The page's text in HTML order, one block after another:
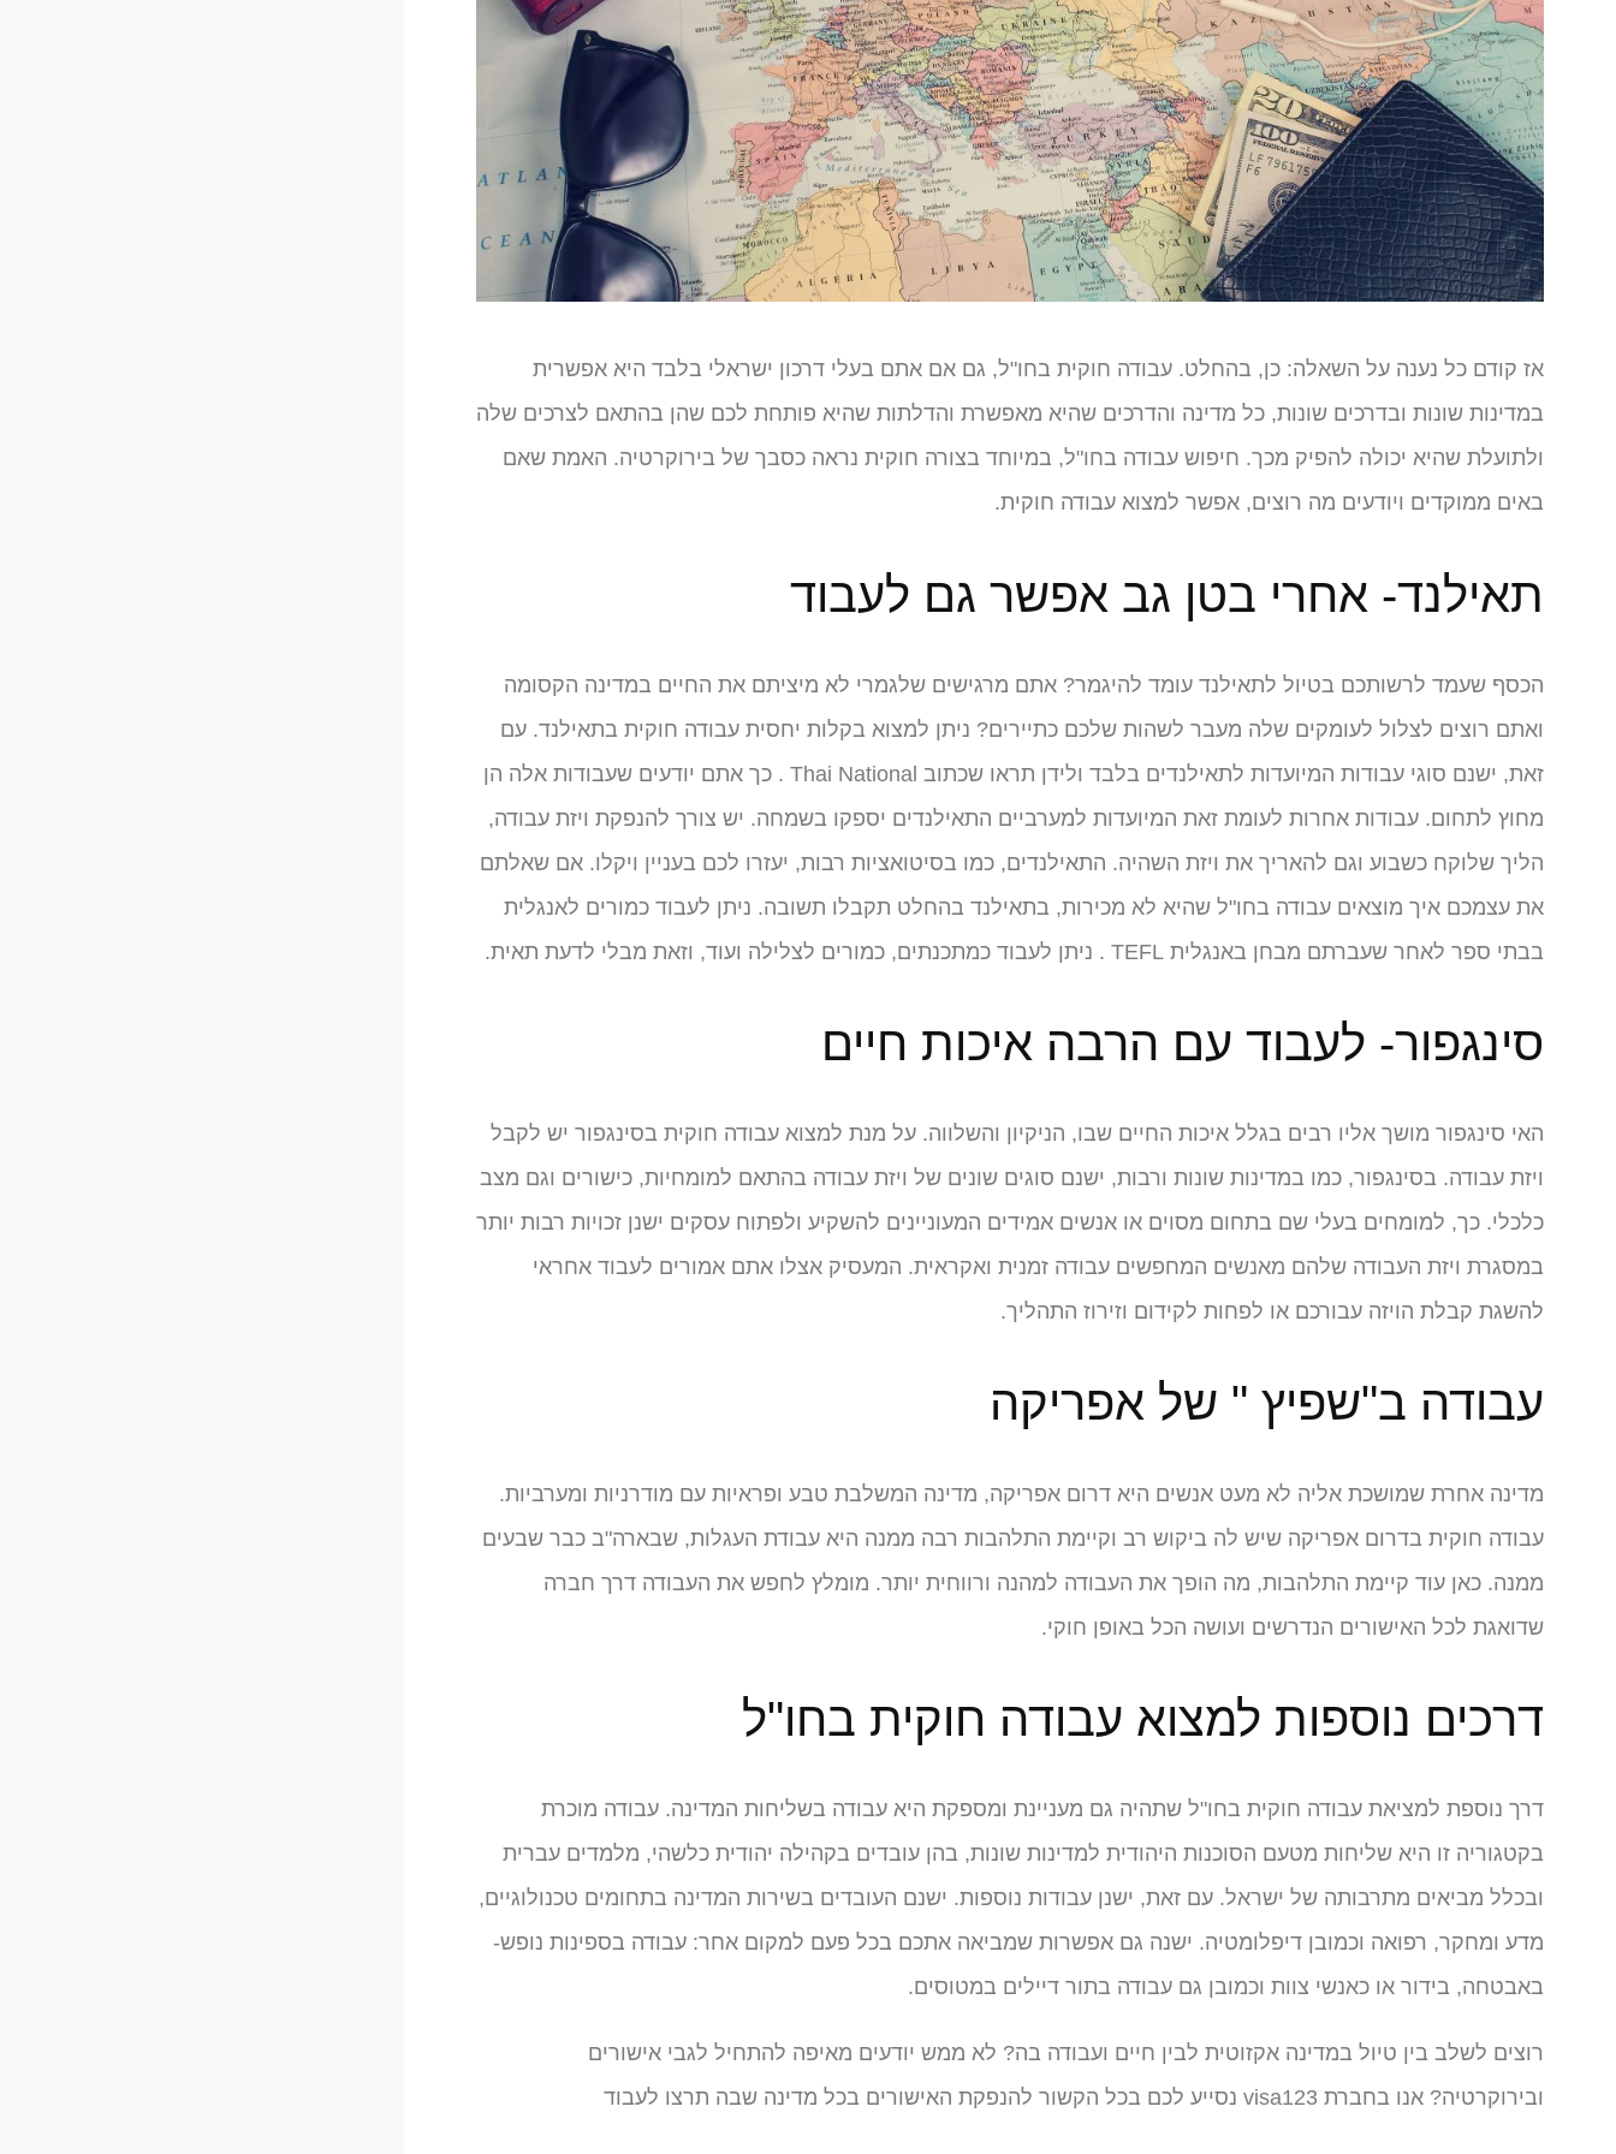
אז קודם כל נענה על השאלה: כן, בהחלט. עבודה חוקית בחו"ל, גם אם אתם בעלי דרכון ישראלי בלבד היא אפשרית
במדינות שונות ובדרכים שונות, כל מדינה והדרכים שהיא מאפשרת והדלתות שהיא פותחת לכם שהן בהתאם לצרכים שלה
ולתועלת שהיא יכולה להפיק מכך. חיפוש עבודה בחו"ל, במיוחד בצורה חוקית נראה כסבך של בירוקרטיה. האמת שאם
באים ממוקדים ויודעים מה רוצים, אפשר למצוא עבודה חוקית.
תאילנד- אחרי בטן גב אפשר גם לעבוד
הכסף שעמד לרשותכם בטיול לתאילנד עומד להיגמר? אתם מרגישים שלגמרי לא מיציתם את החיים במדינה הקסומה
ואתם רוצים לצלול לעומקים שלה מעבר לשהות שלכם כתיירים? ניתן למצוא בקלות יחסית עבודה חוקית בתאילנד. עם
זאת, ישנם סוגי עבודות המיועדות לתאילנדים בלבד ולידן תראו שכתוב Thai National . כך אתם יודעים שעבודות אלה הן
מחוץ לתחום. עבודות אחרות לעומת זאת המיועדות למערביים התאילנדים יספקו בשמחה. יש צורך להנפקת ויזת עבודה,
הליך שלוקח כשבוע וגם להאריך את ויזת השהיה. התאילנדים, כמו בסיטואציות רבות, יעזרו לכם בעניין ויקלו. אם שאלתם
את עצמכם איך מוצאים עבודה בחו"ל שהיא לא מכירות, בתאילנד בהחלט תקבלו תשובה. ניתן לעבוד כמורים לאנגלית
בבתי ספר לאחר שעברתם מבחן באנגלית TEFL . ניתן לעבוד כמתכנתים, כמורים לצלילה ועוד, וזאת מבלי לדעת תאית.
סינגפור- לעבוד עם הרבה איכות חיים
האי סינגפור מושך אליו רבים בגלל איכות החיים שבו, הניקיון והשלווה. על מנת למצוא עבודה חוקית בסינגפור יש לקבל
ויזת עבודה. בסינגפור, כמו במדינות שונות ורבות, ישנם סוגים שונים של ויזת עבודה בהתאם למומחיות, כישורים וגם מצב
כלכלי. כך, למומחים בעלי שם בתחום מסוים או אנשים אמידים המעוניינים להשקיע ולפתוח עסקים ישנן זכויות רבות יותר
במסגרת ויזת העבודה שלהם מאנשים המחפשים עבודה זמנית ואקראית. המעסיק אצלו אתם אמורים לעבוד אחראי
להשגת קבלת הויזה עבורכם או לפחות לקידום וזירוז התהליך.
עבודה ב"שפיץ " של אפריקה
מדינה אחרת שמושכת אליה לא מעט אנשים היא דרום אפריקה, מדינה המשלבת טבע ופראיות עם מודרניות ומערביות.
עבודה חוקית בדרום אפריקה שיש לה ביקוש רב וקיימת התלהבות רבה ממנה היא עבודת העגלות, שבארה"ב כבר שבעים
ממנה. כאן עוד קיימת התלהבות, מה הופך את העבודה למהנה ורווחית יותר. מומלץ לחפש את העבודה דרך חברה
שדואגת לכל האישורים הנדרשים ועושה הכל באופן חוקי.
דרכים נוספות למצוא עבודה חוקית בחו"ל
דרך נוספת למציאת עבודה חוקית בחו"ל שתהיה גם מעניינת ומספקת היא עבודה בשליחות המדינה. עבודה מוכרת
בקטגוריה זו היא שליחות מטעם הסוכנות היהודית למדינות שונות, בהן עובדים בקהילה יהודית כלשהי, מלמדים עברית
ובכלל מביאים מתרבותה של ישראל. עם זאת, ישנן עבודות נוספות. ישנם העובדים בשירות המדינה בתחומים טכנולוגיים,
מדע ומחקר, רפואה וכמובן דיפלומטיה. ישנה גם אפשרות שמביאה אתכם בכל פעם למקום אחר: עבודה בספינות נופש-
באבטחה, בידור או כאנשי צוות וכמובן גם עבודה בתור דיילים במטוסים.
רוצים לשלב בין טיול במדינה אקזוטית לבין חיים ועבודה בה? לא ממש יודעים מאיפה להתחיל לגבי אישורים
ובירוקרטיה? אנו בחברת visa123 נסייע לכם בכל הקשור להנפקת האישורים בכל מדינה שבה תרצו לעבוד